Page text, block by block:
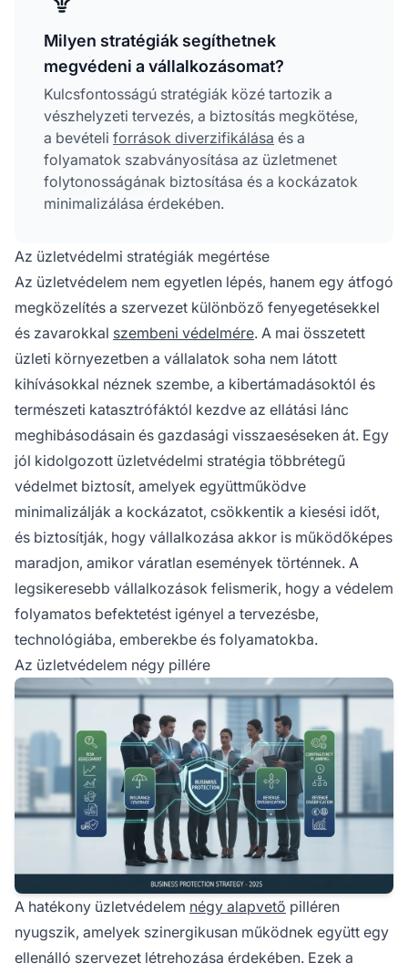
Milyen stratégiák segíthetnek
megvédeni a vállalkozásomat?
Kulcsfontosságú stratégiák közé tartozik a
vészhelyzeti tervezés, a biztosítás megkötése,
a bevételi források diverzifikálása és a
folyamatok szabványosítása az üzletmenet
folytonosságának biztosítása és a kockázatok
minimalizálása érdekében.
Az üzletvédelmi stratégiák megértése
Az üzletvédelem nem egyetlen lépés, hanem egy átfogó
megközelítés a szervezet különböző fenyegetésekkel
és zavarokkal szembeni védelmére. A mai összetett
üzleti környezetben a vállalatok soha nem látott
kihívásokkal néznek szembe, a kibertámadásoktól és
természeti katasztrófáktól kezdve az ellátási lánc
meghibásodásain és gazdasági visszaeséseken át. Egy
jól kidolgozott üzletvédelmi stratégia többrétegű
védelmet biztosít, amelyek együttműködve
minimalizálják a kockázatot, csökkentik a kiesési időt,
és biztosítják, hogy vállalkozása akkor is működőképes
maradjon, amikor váratlan események történnek. A
legsikeresebb vállalkozások felismerik, hogy a védelem
folyamatos befektetést igényel a tervezésbe,
technológiába, emberekbe és folyamatokba.
Az üzletvédelem négy pillére
A hatékony üzletvédelem négy alapvető pilléren
nyugszik, amelyek szinergikusan működnek együtt egy
ellenálló szervezet létrehozása érdekében. Ezek a